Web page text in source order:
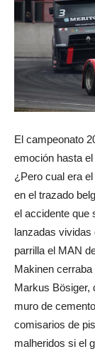
El campeonato
emoción hasta el
¿Pero cual era
en el trazado
el accidente que
lanzadas vividas
parrilla el MAN
Makinen
Markus Bösiger,
muro de
comisarios de
malheridos si el